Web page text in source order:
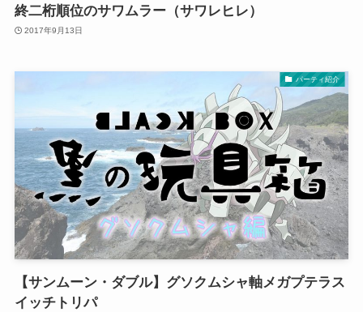
終二桁順位のサワムラー（サワレヒレ）
2017年9月13日
パーティ紹介
【サンムーン・ダブル】グソクムシャ軸メガプテラス
イッチトリパ